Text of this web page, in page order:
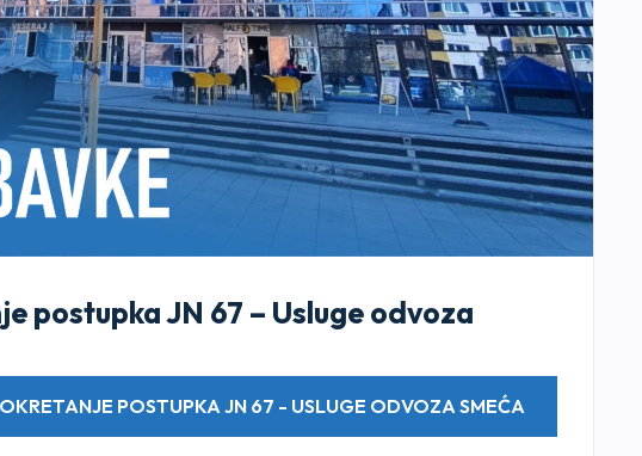
postupka JN 67 – Usluge odvoza
POSTUPKA JN 67 - USLUGE ODVOZA SMEĆA